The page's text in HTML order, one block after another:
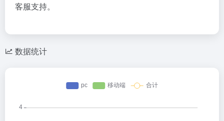
客服支持。
数据统计